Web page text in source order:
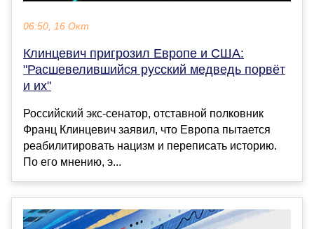
06:50, 16 Окт
Клинцевич пригрозил Европе и США:
"Расшевелившийся русский медведь порвёт
и их"
Российский экс-сенатор, отставной полковник
Франц Клинцевич заявил, что Европа пытается
реабилитировать нацизм и переписать историю.
По его мнению, э...